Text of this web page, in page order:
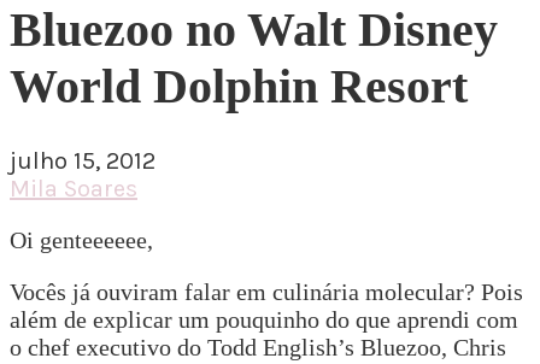
Bluezoo no Walt Disney
World Dolphin Resort
julho 15, 2012
Mila Soares
Oi genteeeeee,
Vocês já ouviram falar em culinária molecular? Pois
além de explicar um pouquinho do que aprendi com
o chef executivo do Todd English’s Bluezoo, Chris